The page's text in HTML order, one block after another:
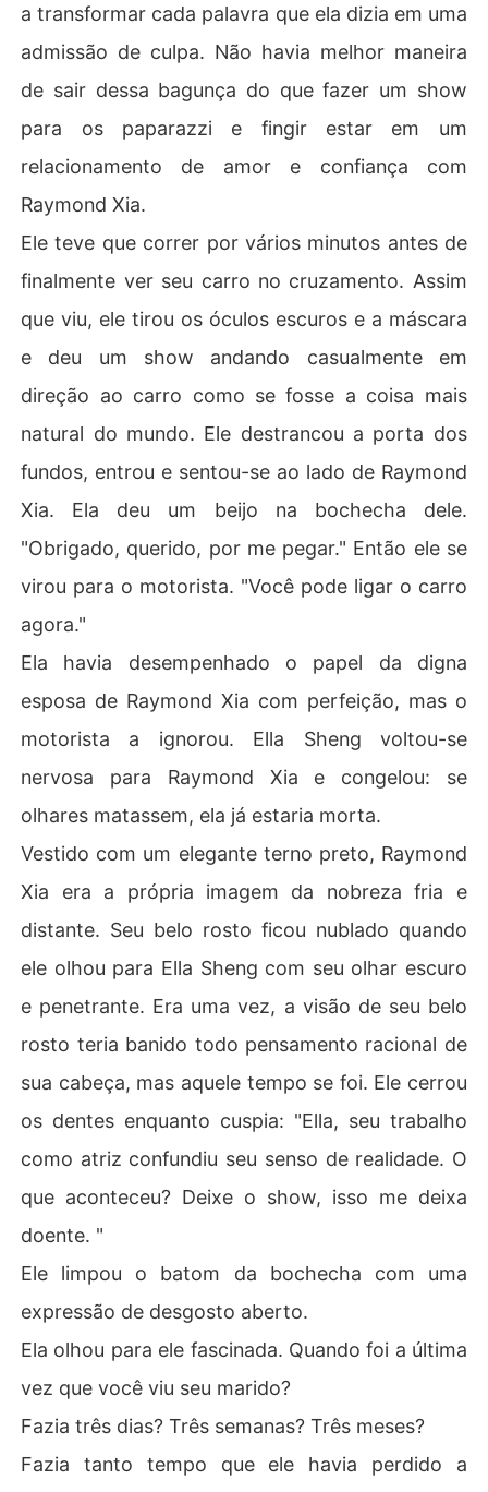
a transformar cada palavra que ela dizia em uma
admissão de culpa. Não havia melhor maneira
de sair dessa bagunça do que fazer um show
para os paparazzi e fingir estar em um
relacionamento de amor e confiança com
Raymond Xia.
Ele teve que correr por vários minutos antes de
finalmente ver seu carro no cruzamento. Assim
que viu, ele tirou os óculos escuros e a máscara
e deu um show andando casualmente em
direção ao carro como se fosse a coisa mais
natural do mundo. Ele destrancou a porta dos
fundos, entrou e sentou-se ao lado de Raymond
Xia. Ela deu um beijo na bochecha dele.
"Obrigado, querido, por me pegar." Então ele se
virou para o motorista. "Você pode ligar o carro
agora."
Ela havia desempenhado o papel da digna
esposa de Raymond Xia com perfeição, mas o
motorista a ignorou. Ella Sheng voltou-se
nervosa para Raymond Xia e congelou: se
olhares matassem, ela já estaria morta.
Vestido com um elegante terno preto, Raymond
Xia era a própria imagem da nobreza fria e
distante. Seu belo rosto ficou nublado quando
ele olhou para Ella Sheng com seu olhar escuro
e penetrante. Era uma vez, a visão de seu belo
rosto teria banido todo pensamento racional de
sua cabeça, mas aquele tempo se foi. Ele cerrou
os dentes enquanto cuspia: "Ella, seu trabalho
como atriz confundiu seu senso de realidade. O
que aconteceu? Deixe o show, isso me deixa
doente. "
Ele limpou o batom da bochecha com uma
expressão de desgosto aberto.
Ela olhou para ele fascinada. Quando foi a última
vez que você viu seu marido?
Fazia três dias? Três semanas? Três meses?
Fazia tanto tempo que ele havia perdido a